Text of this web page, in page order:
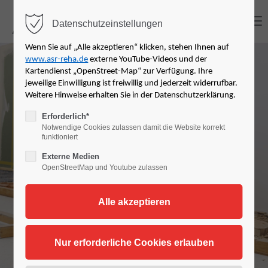
Login
Benutzername
Passwort
Arbeitsplatzspezi
fische
Rehabilitation
(ASR / ASR+)
Datenschutzeinstellungen
Wenn Sie auf „Alle akzeptieren“ klicken, stehen Ihnen auf
www.asr-reha.de externe YouTube-Videos und der
Kartendienst „OpenStreet-Map“ zur Verfügung. Ihre
jeweilige Einwilligung ist freiwillig und jederzeit widerrufbar.
Weitere Hinweise erhalten Sie in der Datenschutzerklärung.
Erforderlich*
Notwendige Cookies zulassen damit die Website korrekt
funktioniert
Externe Medien
OpenStreetMap und Youtube zulassen